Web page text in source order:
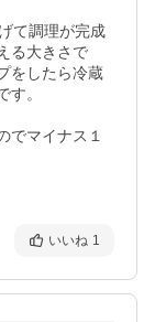
て調理が完成
る大きさで
をしたら冷蔵
。
でマイナス１
いいね 1